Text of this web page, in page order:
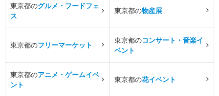
東京都のグルメ・フードフェ
ス
東京都の物産展
東京都のフリーマーケット
東京都のコンサート・音楽イ
ベント
東京都のアニメ・ゲームイベ
ント
東京都の花イベント